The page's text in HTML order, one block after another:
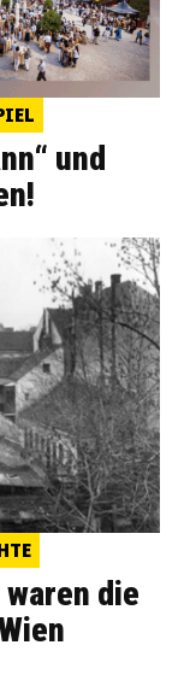
und
die